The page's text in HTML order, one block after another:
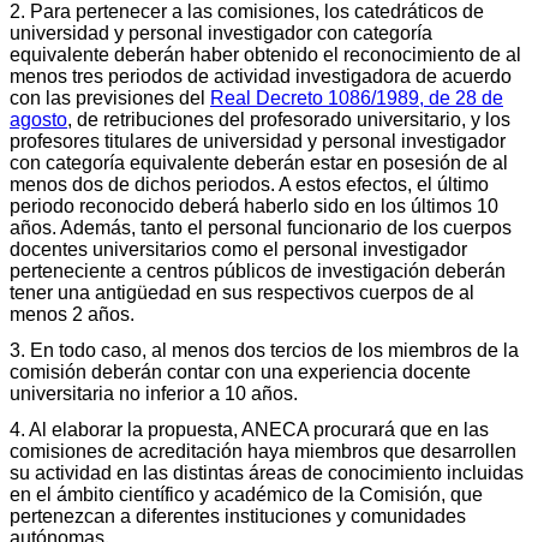
2. Para pertenecer a las comisiones, los catedráticos de
universidad y personal investigador con categoría
equivalente deberán haber obtenido el reconocimiento de al
menos tres periodos de actividad investigadora de acuerdo
con las previsiones del Real Decreto 1086/1989, de 28 de
agosto, de retribuciones del profesorado universitario, y los
profesores titulares de universidad y personal investigador
con categoría equivalente deberán estar en posesión de al
menos dos de dichos periodos. A estos efectos, el último
periodo reconocido deberá haberlo sido en los últimos 10
años. Además, tanto el personal funcionario de los cuerpos
docentes universitarios como el personal investigador
perteneciente a centros públicos de investigación deberán
tener una antigüedad en sus respectivos cuerpos de al
menos 2 años.
3. En todo caso, al menos dos tercios de los miembros de la
comisión deberán contar con una experiencia docente
universitaria no inferior a 10 años.
4. Al elaborar la propuesta, ANECA procurará que en las
comisiones de acreditación haya miembros que desarrollen
su actividad en las distintas áreas de conocimiento incluidas
en el ámbito científico y académico de la Comisión, que
pertenezcan a diferentes instituciones y comunidades
autónomas.